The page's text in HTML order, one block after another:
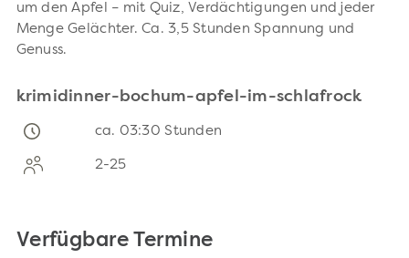
um den Apfel – mit Quiz, Verdächtigungen und jeder
Menge Gelächter. Ca. 3,5 Stunden Spannung und
Genuss.
krimidinner-bochum-apfel-im-schlafrock
ca. 03:30 Stunden
2-25
Verfügbare Termine